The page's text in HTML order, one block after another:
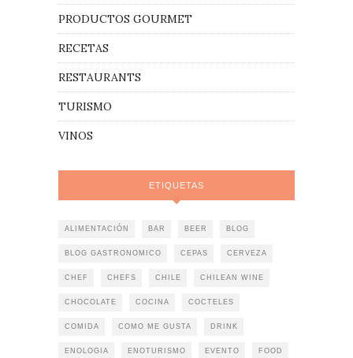
PRODUCTOS GOURMET
RECETAS
RESTAURANTS
TURISMO
VINOS
ETIQUETAS
ALIMENTACIÓN BAR BEER BLOG
BLOG GASTRONOMICO CEPAS CERVEZA
CHEF CHEFS CHILE CHILEAN WINE
CHOCOLATE COCINA COCTELES
COMIDA COMO ME GUSTA DRINK
ENOLOGIA ENOTURISMO EVENTO FOOD